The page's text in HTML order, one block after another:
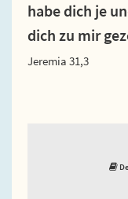
habe dich je
dich zu mir
Jeremia 31,3